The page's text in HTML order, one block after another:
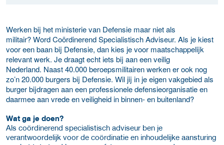
Werken bij het ministerie van Defensie maar niet als
militair? Word Coördinerend Specialistisch Adviseur. Als je kiest
voor een baan bij Defensie, dan kies je voor maatschappelijk
relevant werk. Je draagt echt iets bij aan een veilig
Nederland. Naast 40.000 beroepsmilitairen werken er ook nog
zo’n 20.000 burgers bij Defensie. Wil jij in je eigen vakgebied als
burger bijdragen aan een professionele defensieorganisatie en
daarmee aan vrede en veiligheid in binnen- en buitenland?
Wat ga je doen?
Als coördinerend specialistisch adviseur ben je
verantwoordelijk voor de coördinatie en inhoudelijke aansturing